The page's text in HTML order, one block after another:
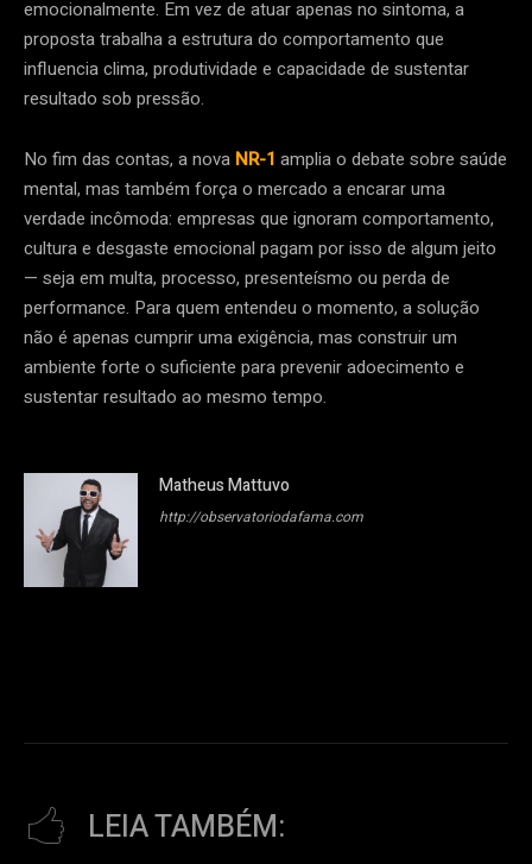
emocionalmente. Em vez de atuar apenas no sintoma, a
proposta trabalha a estrutura do comportamento que
influencia clima, produtividade e capacidade de sustentar
resultado sob pressão.
No fim das contas, a nova NR-1 amplia o debate sobre saúde
mental, mas também força o mercado a encarar uma
verdade incômoda: empresas que ignoram comportamento,
cultura e desgaste emocional pagam por isso de algum jeito
— seja em multa, processo, presenteísmo ou perda de
performance. Para quem entendeu o momento, a solução
não é apenas cumprir uma exigência, mas construir um
ambiente forte o suficiente para prevenir adoecimento e
sustentar resultado ao mesmo tempo.
Matheus Mattuvo
http://observatoriodafama.com
LEIA TAMBÉM: